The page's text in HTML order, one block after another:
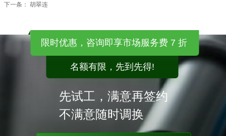
下一条： 胡翠连
限时优惠，咨询即享市场服务费 7 折
名额有限，先到先得!
先试工，满意再签约
不满意随时调换